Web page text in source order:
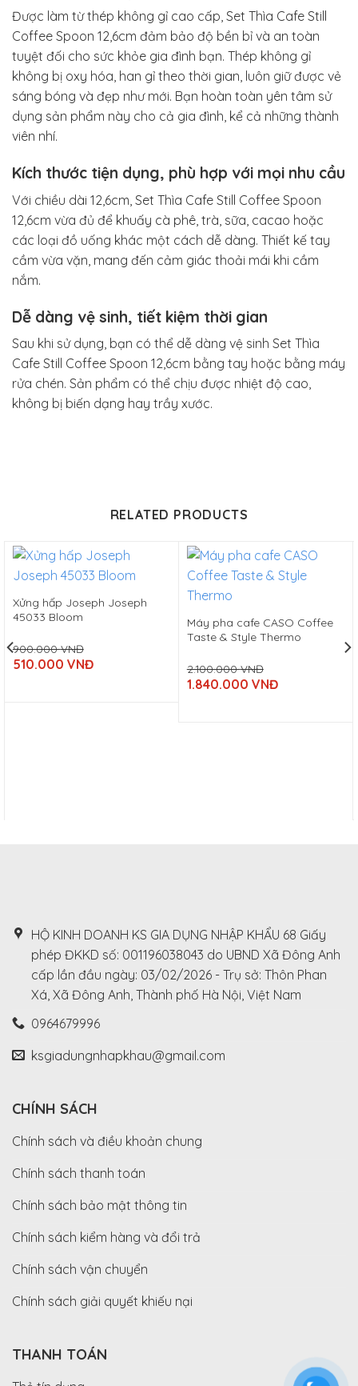
Được làm từ thép không gỉ cao cấp, Set Thìa Cafe Still
Coffee Spoon 12,6cm đảm bảo độ bền bỉ và an toàn
tuyệt đối cho sức khỏe gia đình bạn. Thép không gỉ
không bị oxy hóa, han gỉ theo thời gian, luôn giữ được vẻ
sáng bóng và đẹp như mới. Bạn hoàn toàn yên tâm sử
dụng sản phẩm này cho cả gia đình, kể cả những thành
viên nhí.
Kích thước tiện dụng, phù hợp với mọi nhu cầu
Với chiều dài 12,6cm, Set Thìa Cafe Still Coffee Spoon
12,6cm vừa đủ để khuấy cà phê, trà, sữa, cacao hoặc
các loại đồ uống khác một cách dễ dàng. Thiết kế tay
cầm vừa vặn, mang đến cảm giác thoải mái khi cầm
nắm.
Dễ dàng vệ sinh, tiết kiệm thời gian
Sau khi sử dụng, bạn có thể dễ dàng vệ sinh Set Thìa
Cafe Still Coffee Spoon 12,6cm bằng tay hoặc bằng máy
rửa chén. Sản phẩm có thể chịu được nhiệt độ cao,
không bị biến dạng hay trầy xước.
RELATED PRODUCTS
Xửng hấp Joseph Joseph
45033 Bloom
900.000VNĐ
Original
price
510.000 VNĐ
Máy pha cafe CASO Coffee
Taste & Style Thermo
2.100.000VNĐ
Original
price
1.840.000 VNĐ
HỘ KINH DOANH KS GIA DỤNG NHẬP KHẨU 68 Giấy
phép ĐKKD số: 001196038043 do UBND Xã Đông Anh
cấp lần đầu ngày: 03/02/2026 - Trụ sở: Thôn Phan
Xá, Xã Đông Anh, Thành phố Hà Nội, Việt Nam
0964679996
ksgiadungnhapkhau@gmail.com
CHÍNH SÁCH
Chính sách và điều khoản chung
Chính sách thanh toán
Chính sách bảo mật thông tin
Chính sách kiểm hàng và đổi trả
Chính sách vận chuyển
Chính sách giải quyết khiếu nại
THANH TOÁN